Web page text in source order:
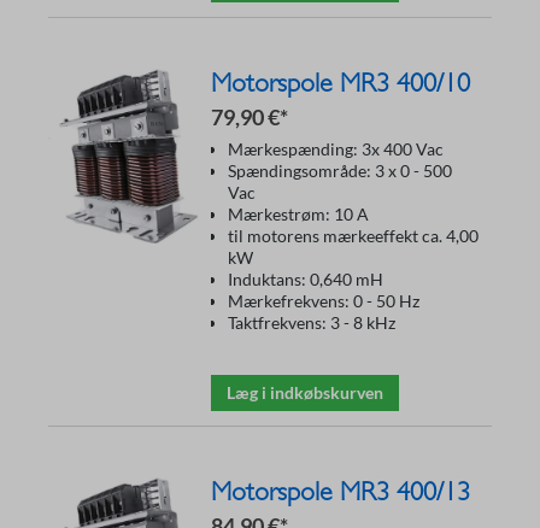
Motorspole MR3 400/10
79,90 €*
Mærkespænding: 3x 400 Vac
Spændingsområde: 3 x 0 - 500
Vac
Mærkestrøm: 10 A
til motorens mærkeeffekt ca. 4,00
kW
Induktans: 0,640 mH
Mærkefrekvens: 0 - 50 Hz
Taktfrekvens: 3 - 8 kHz
Læg i indkøbskurven
Motorspole MR3 400/13